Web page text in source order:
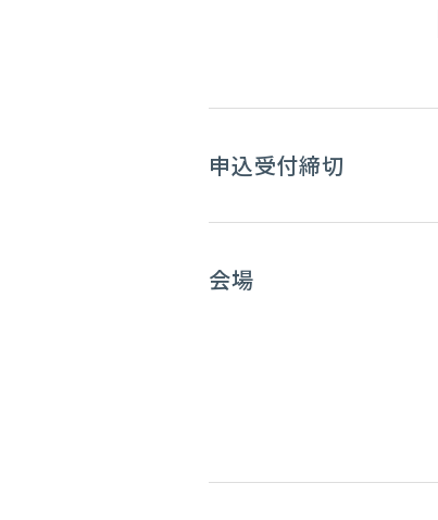
申込受付締切
会場